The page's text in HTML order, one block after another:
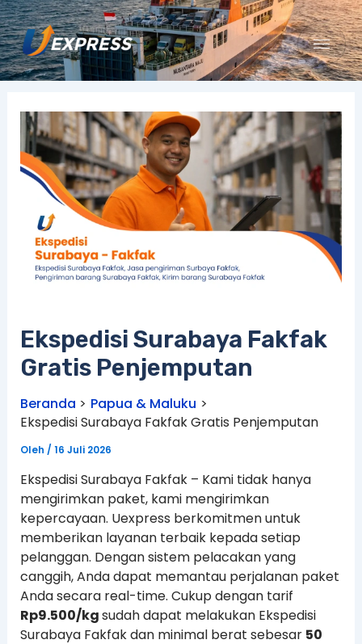
Lewati
ke
konten
Ekspedisi Surabaya Fakfak
Gratis Penjemputan
Beranda
Papua & Maluku
Ekspedisi Surabaya Fakfak Gratis Penjemputan
Oleh / 16 Juli 2026
Ekspedisi Surabaya Fakfak – Kami tidak hanya
mengirimkan paket, kami mengirimkan
kepercayaan. Uexpress berkomitmen untuk
memberikan layanan terbaik kepada setiap
pelanggan. Dengan sistem pelacakan yang
canggih, Anda dapat memantau perjalanan paket
Anda secara real-time. Cukup dengan tarif
Rp9.500/kgsudah dapat melakukan Ekspedisi
Surabaya Fakfak dan minimal berat sebesar 50